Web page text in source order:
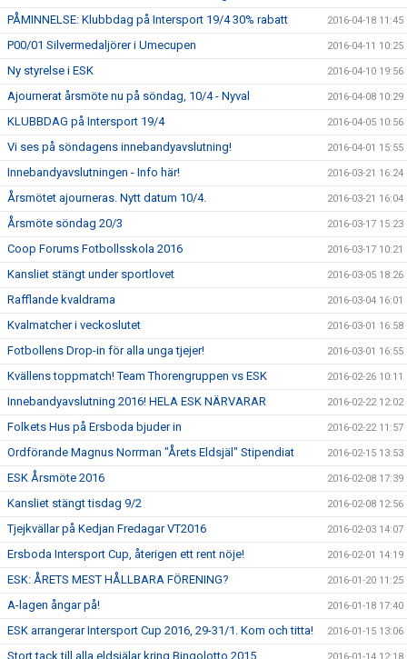
PÅMINNELSE: Klubbdag på Intersport 19/4 30% rabatt 2016-04-18 11:45
P00/01 Silvermedaljörer i Umecupen 2016-04-11 10:25
Ny styrelse i ESK 2016-04-10 19:56
Ajournerat årsmöte nu på söndag, 10/4 - Nyval 2016-04-08 10:29
KLUBBDAG på Intersport 19/4 2016-04-05 10:56
Vi ses på söndagens innebandyavslutning! 2016-04-01 15:55
Innebandyavslutningen - Info här! 2016-03-21 16:24
Årsmötet ajourneras. Nytt datum 10/4. 2016-03-21 16:04
Årsmöte söndag 20/3 2016-03-17 15:23
Coop Forums Fotbollsskola 2016 2016-03-17 10:21
Kansliet stängt under sportlovet 2016-03-05 18:26
Rafflande kvaldrama 2016-03-04 16:01
Kvalmatcher i veckoslutet 2016-03-01 16:58
Fotbollens Drop-in för alla unga tjejer! 2016-03-01 16:55
Kvällens toppmatch! Team Thorengruppen vs ESK 2016-02-26 10:11
Innebandyavslutning 2016! HELA ESK NÄRVARAR 2016-02-22 12:02
Folkets Hus på Ersboda bjuder in 2016-02-22 11:57
Ordförande Magnus Norrman "Årets Eldsjäl" Stipendiat 2016-02-15 13:53
ESK Årsmöte 2016 2016-02-08 17:39
Kansliet stängt tisdag 9/2 2016-02-08 12:56
Tjejkvällar på Kedjan Fredagar VT2016 2016-02-03 14:07
Ersboda Intersport Cup, återigen ett rent nöje! 2016-02-01 14:19
ESK: ÅRETS MEST HÅLLBARA FÖRENING? 2016-01-20 11:25
A-lagen ångar på! 2016-01-18 17:40
ESK arrangerar Intersport Cup 2016, 29-31/1. Kom och titta! 2016-01-15 13:06
Stort tack till alla eldsjälar kring Bingolotto 2015 2016-01-14 12:18